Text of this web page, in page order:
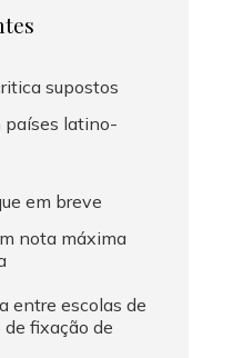
supostos
países latino-
em breve
nota máxima